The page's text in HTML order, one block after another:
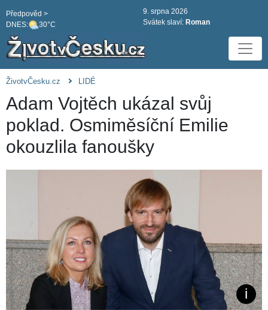
DNES: 30°C
Předpověd >
9. srpna 2026
Svátek slaví: Roman
ŽivotvČesku.cz LIDÉ
Adam Vojtěch ukázal svůj
poklad. Osmiměsíční Emilie
okouzlila fanoušky